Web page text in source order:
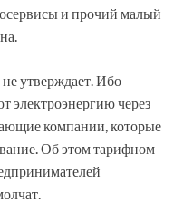
и прочий малый
утверждает. Ибо
электроэнергию через
компании, которые
Об этом тарифном